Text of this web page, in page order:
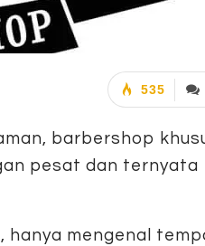
535
barbershop
pesat dan ternyata
hanya mengenal